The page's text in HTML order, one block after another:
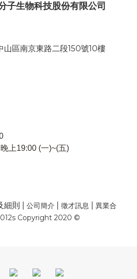
子生物科技股份有限公司
山區南京東路二段150號10樓
晚上19:00 (一)~(五)
細則 公司簡介 徵才訊息
異業合
012s Copyright 2020 ©